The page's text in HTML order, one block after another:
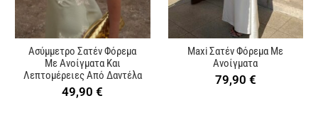
Ασύμμετρο Σατέν Φόρεμα
Με Ανοίγματα Και
Λεπτομέρειες Από Δαντέλα
49,90€
Maxi Σατέν Φόρεμα Με
Ανοίγματα
79,90 €